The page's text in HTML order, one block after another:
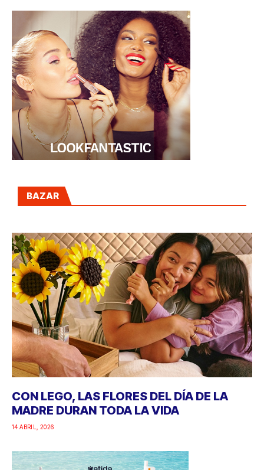
BAZAR
CON LEGO, LAS FLORES DEL DÍA DE LA
MADRE DURAN TODA LA VIDA
14 ABRIL, 2026